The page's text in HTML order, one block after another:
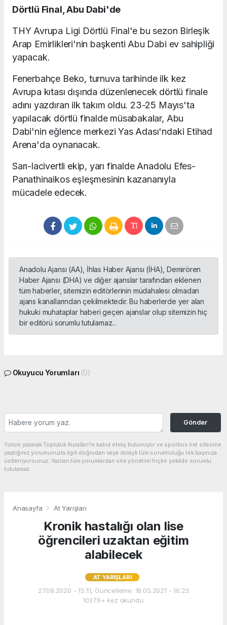
Dörtlü Final, Abu Dabi'de
THY Avrupa Ligi Dörtlü Final'e bu sezon Birleşik
Arap Emirlikleri'nin başkenti Abu Dabi ev sahipliği
yapacak.
Fenerbahçe Beko, turnuva tarihinde ilk kez
Avrupa kıtası dışında düzenlenecek dörtlü finale
adını yazdıran ilk takım oldu. 23-25 Mayıs'ta
yapılacak dörtlü finalde müsabakalar, Abu
Dabi'nin eğlence merkezi Yas Adası'ndaki Etihad
Arena'da oynanacak.
Sarı-lacivertli ekip, yarı finalde Anadolu Efes-
Panathinaikos eşleşmesinin kazananıyla
mücadele edecek.
Anadolu Ajansı (AA), İhlas Haber Ajansı (İHA), Demirören
Haber Ajansı (DHA) ve diğer ajanslar tarafından eklenen
tüm haberler, sitemizin editörlerinin müdahalesi olmadan
ajans kanallarından çekilmektedir. Bu haberlerde yer alan
hukuki muhataplar haberi geçen ajanslar olup sitemizin hiç
bir editörü sorumlu tutulamaz...
Okuyucu Yorumları (0)
Gönder
Yorum yazarak Topluluk Kuralları’nı kabul etmiş bulunuyor ve sporbox.net sitesine
yaptığınız yorumunuzla ilgili doğrudan veya dolaylı tüm sorumluluğu tek başınıza
üstleniyorsunuz. Yazılan tüm yorumlardan site yönetimi hiçbir şekilde sorumlu
tutulamaz.
Anasayfa At Yarışları
Kronik hastalığı olan lise
öğrencileri uzaktan eğitim
alabilecek
AT YARIŞLARI
27.08.2020 - 15:11, Güncelleme: 18.05.2021 - 16:23
10376+ kez okundu.